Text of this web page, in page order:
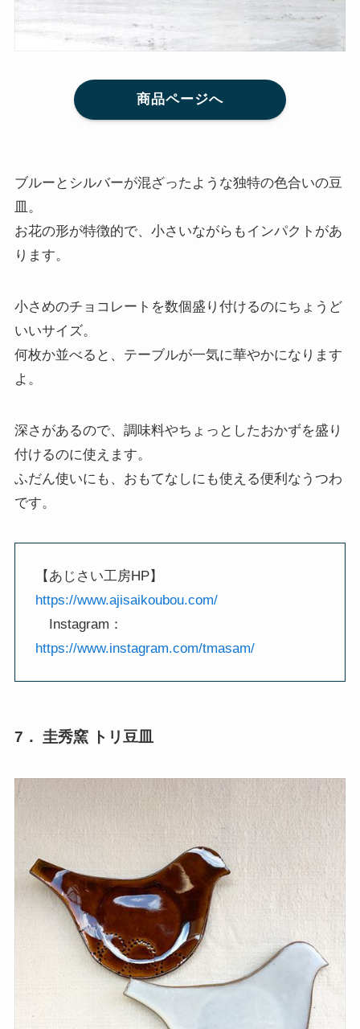
商品ページへ
ブルーとシルバーが混ざったような独特の色合いの豆
皿。
お花の形が特徴的で、小さいながらもインパクトがあ
ります。
小さめのチョコレートを数個盛り付けるのにちょうど
いいサイズ。
何枚か並べると、テーブルが一気に華やかになります
よ。
深さがあるので、調味料やちょっとしたおかずを盛り
付けるのに使えます。
ふだん使いにも、おもてなしにも使える便利なうつわ
です。
【あじさい工房HP】
https://www.ajisaikoubou.com/
Instagram：
https://www.instagram.com/tmasam/
7． 圭秀窯 トリ豆皿